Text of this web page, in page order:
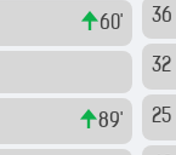
60'
89'
36
32
25